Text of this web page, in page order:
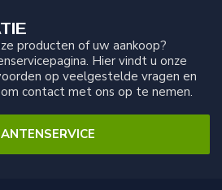
producten of uw aankoop?
Hier vindt u onze
op veelgestelde vragen en
contact met ons op te nemen.